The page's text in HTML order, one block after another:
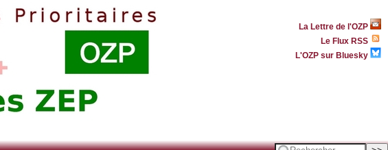
La Lettre de l'OZP
Le Flux RSS
L'OZP sur Bluesky